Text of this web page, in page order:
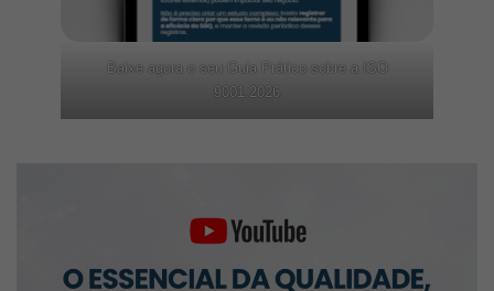
Baixe agora o seu Guia Prático sobre a ISO
9001:2026